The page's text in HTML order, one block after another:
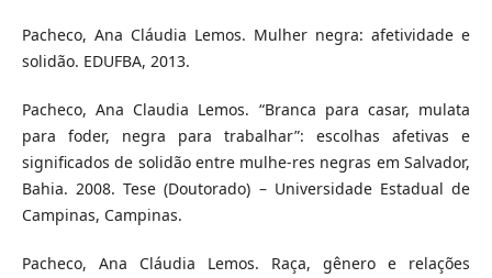
Pacheco, Ana Cláudia Lemos. Mulher negra: afetividade e
solidão. EDUFBA, 2013.
Pacheco, Ana Claudia Lemos. “Branca para casar, mulata
para foder, negra para trabalhar”: escolhas afetivas e
significados de solidão entre mulhe-res negras em Salvador,
Bahia. 2008. Tese (Doutorado) – Universidade Estadual de
Campinas, Campinas.
Pacheco, Ana Cláudia Lemos. Raça, gênero e relações